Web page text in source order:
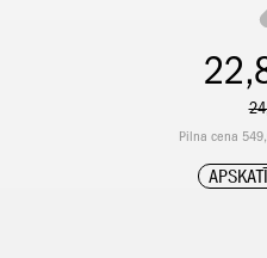
Pilna cena